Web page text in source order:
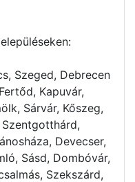
Szeged, Debrecen
Kapuvár,
Sárvár, Kőszeg,
Devecser,
Sásd, Dombóvár,
Szekszárd,